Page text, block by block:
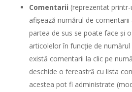
Comentarii (reprezentat
afișează numărul de comentarii
partea de sus se poate face și
articolelor în funcție de
există comentarii la clic pe
deschide o fereastră cu lista
acestea pot fi administrate